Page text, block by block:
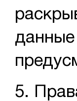
данные
5.